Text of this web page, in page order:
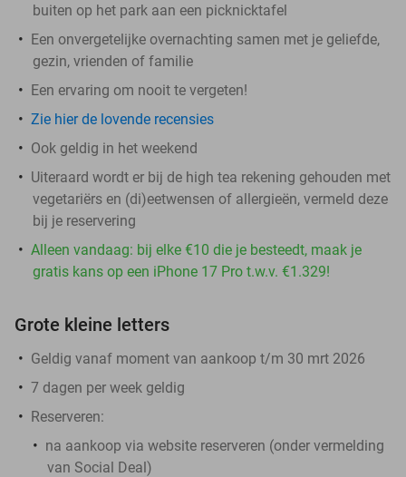
buiten op het park aan een picknicktafel
Een onvergetelijke overnachting samen met je geliefde,
gezin, vrienden of familie
Een ervaring om nooit te vergeten!
Zie hier de lovende recensies
Ook geldig in het weekend
Uiteraard wordt er bij de high tea rekening gehouden met
vegetariërs en (di)eetwensen of allergieën, vermeld deze
bij je reservering
Alleen vandaag: bij elke €10 die je besteedt, maak je
gratis kans op een iPhone 17 Pro t.w.v. €1.329!
Grote kleine letters
Geldig vanaf moment van aankoop t/m 30 mrt 2026
7 dagen per week geldig
Reserveren:
na aankoop via website reserveren (onder vermelding
van Social Deal)